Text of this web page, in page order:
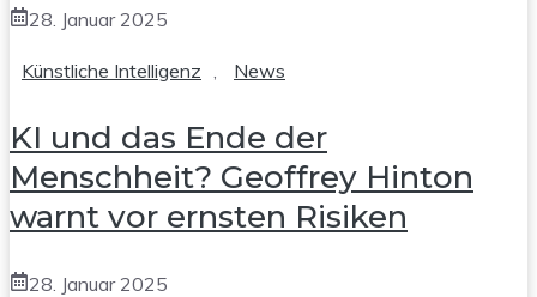
28. Januar 2025
Künstliche Intelligenz News
KI und das Ende der
Menschheit? Geoffrey Hinton
warnt vor ernsten Risiken
28. Januar 2025